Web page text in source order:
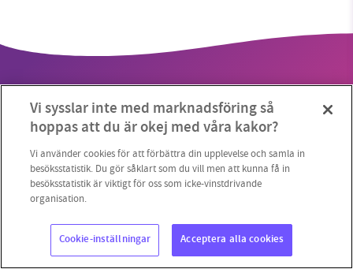
Copyright 2023 © Supermiljöbloggen Cookieinställningar
nyhetsbevakning och granskningar. Nu vill vi
utveckla vårt arbete – och vi hoppas att du
vill hjälpa oss.
Stötta vårt arbete genom att swisha en slant till
1231368703
Läs vad vi vill göra
Vi sysslar inte med marknadsföring så
hoppas att du är okej med våra kakor?
Vi använder cookies för att förbättra din upplevelse och samla in
besöksstatistik. Du gör såklart som du vill men att kunna få in
besöksstatistik är viktigt för oss som icke-vinstdrivande
organisation.
Cookie-inställningar Acceptera alla cookies